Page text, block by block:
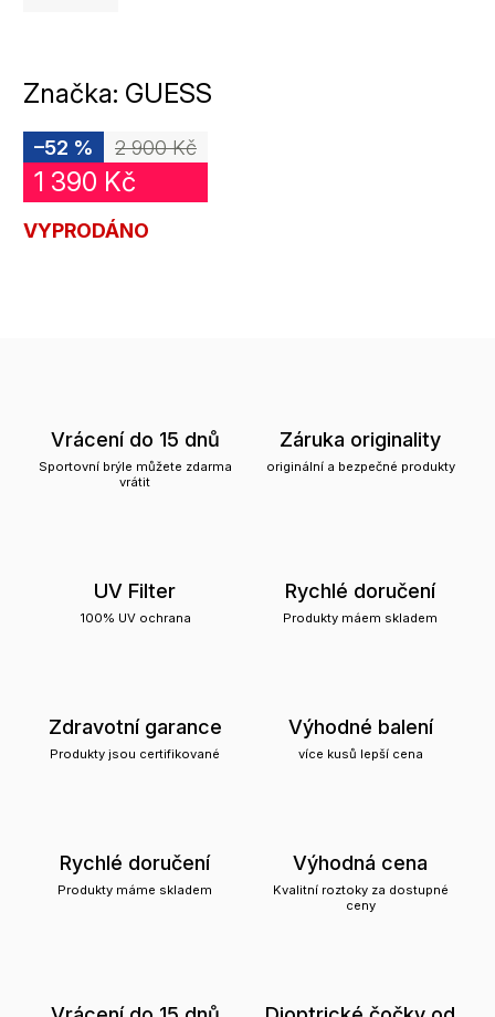
Značka: GUESS
2 900 Kč
–52 %
1 390 Kč
VYPRODÁNO
Vrácení do 15 dnů
Sportovní brýle můžete zdarma
vrátit
Záruka originality
originální a bezpečné produkty
UV Filter
100% UV ochrana
Rychlé doručení
Produkty máem skladem
Zdravotní garance
Produkty jsou certifikované
Výhodné balení
více kusů lepší cena
Rychlé doručení
Produkty máme skladem
Výhodná cena
Kvalitní roztoky za dostupné
ceny